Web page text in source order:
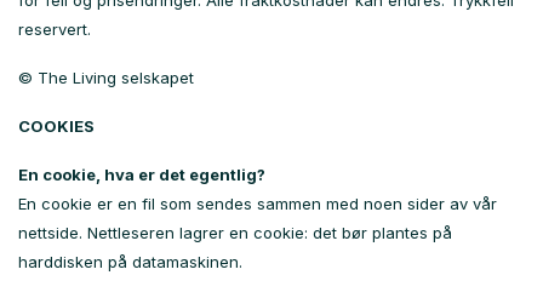
reservert.
© The Living selskapet
COOKIES
En cookie, hva er det egentlig?
En cookie er en fil som sendes sammen med noen sider av vår
nettside. Nettleseren lagrer en cookie: det bør plantes på
harddisken på datamaskinen.